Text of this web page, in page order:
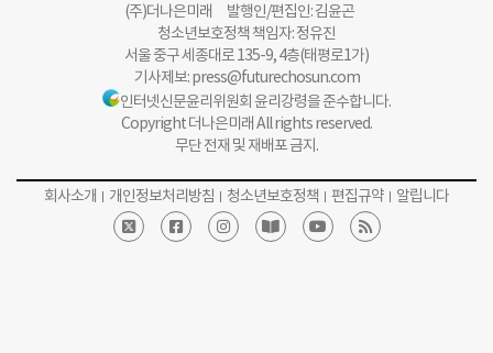
(주)더나은미래 발행인/편집인: 김윤곤
청소년보호정책 책임자: 정유진
서울 중구 세종대로 135-9, 4층(태평로1가)
기사제보:press@futurechosun.com
인터넷신문윤리위원회 윤리강령을 준수합니다.
Copyright 더나은미래 All rights reserved.
무단 전재 및 재배포 금지.
회사소개 개인정보처리방침 청소년보호정책 편집규약 알립니다